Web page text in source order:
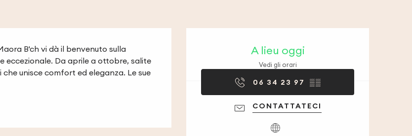
Orari e contatti
A lieu oggi
Vedi gli orari
06 34 23 97 ▒▒
CONTATTATECI
B'ch vi dà il benvenuto sulla
eccezionale. Da aprile a ottobre, salite
unisce comfort ed eleganza. Le sue